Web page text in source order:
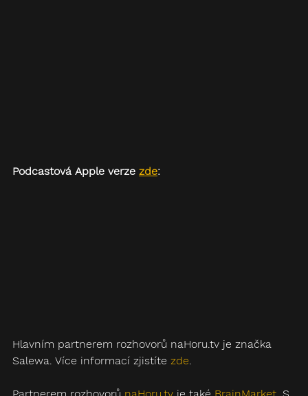
Podcastová Apple verze zde:
Hlavním partnerem rozhovorů naHoru.tv je značka
Salewa. Více informací zjistíte zde